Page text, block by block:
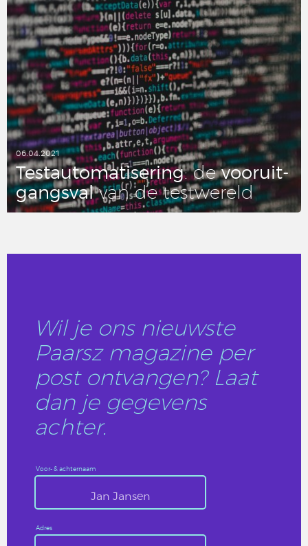
06.04.2021
Test­au­to­ma­ti­se­ring: devoor­uit­
gangs­valvan de test­we­reld
Wil je ons nieuwste
Paarsz magazine per
post ontvangen? Laat
dan je gegevens
achter.
Voor- & achternaam
Adres